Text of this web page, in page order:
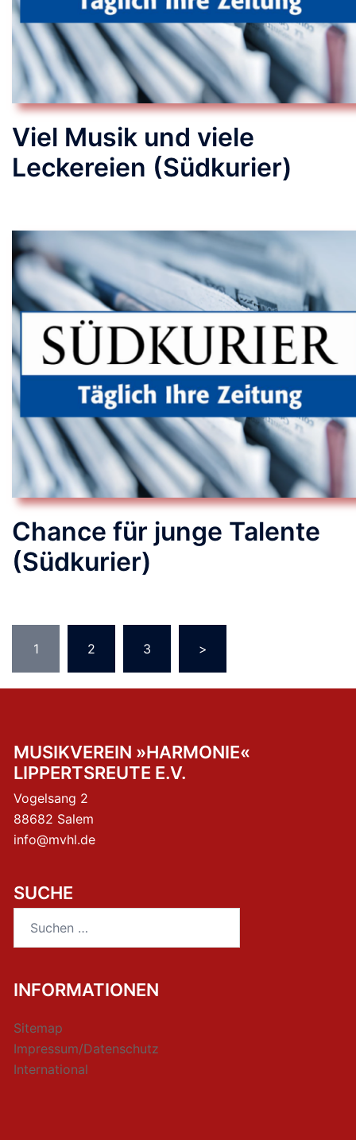
Viel Musik und viele
Leckereien (Südkurier)
Chance für junge Talente
(Südkurier)
der
Beiträge
1 2 3 >
MUSIKVEREIN »HARMONIE«
LIPPERTSREUTE E.V.
Vogelsang 2
88682 Salem
info@mvhl.de
SUCHE
INFORMATIONEN
Sitemap
Impressum/Datenschutz
International